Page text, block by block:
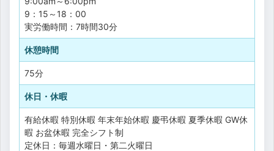
9：15～18：00
実労働時間：7時間30分
休憩時間
75分
休日・休暇
有給休暇 特別休暇 年末年始休暇 慶弔休暇 夏季休暇 GW休
暇 お盆休暇 完全シフト制
定休日：毎週水曜日・第二火曜日